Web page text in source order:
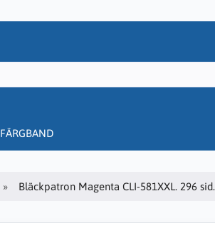
FÄRGBAND
Bläckpatron Magenta CLI-581XXL. 296 sid.